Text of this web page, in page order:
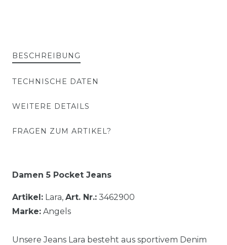
BESCHREIBUNG
TECHNISCHE DATEN
WEITERE DETAILS
FRAGEN ZUM ARTIKEL?
Damen 5 Pocket Jeans
Artikel: Lara, Art. Nr.: 3462900
Marke: Angels
Unsere Jeans Lara besteht aus sportivem Denim